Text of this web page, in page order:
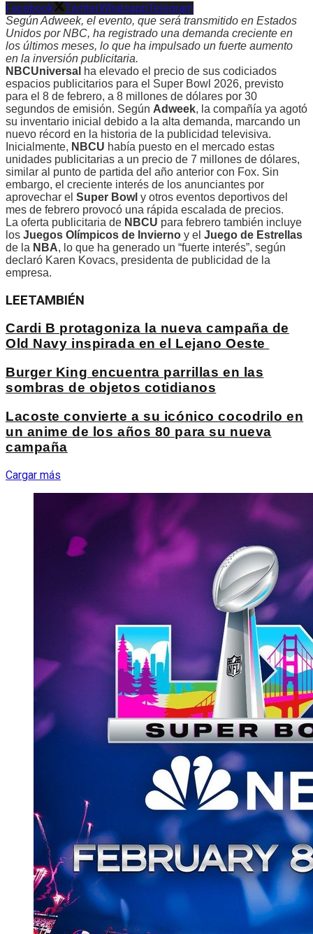
Facebook TwitterWhatsappTelegram
Según Adweek, el evento, que será transmitido en Estados
Unidos por NBC, ha registrado una demanda creciente en
los últimos meses, lo que ha impulsado un fuerte aumento
en la inversión publicitaria.
NBCUniversal ha elevado el precio de sus codiciados
espacios publicitarios para el Super Bowl 2026, previsto
para el 8 de febrero, a 8 millones de dólares por 30
segundos de emisión. Según Adweek, la compañía ya agotó
su inventario inicial debido a la alta demanda, marcando un
nuevo récord en la historia de la publicidad televisiva.
Inicialmente, NBCU había puesto en el mercado estas
unidades publicitarias a un precio de 7 millones de dólares,
similar al punto de partida del año anterior con Fox. Sin
embargo, el creciente interés de los anunciantes por
aprovechar el Super Bowl y otros eventos deportivos del
mes de febrero provocó una rápida escalada de precios.
La oferta publicitaria de NBCU para febrero también incluye
los Juegos Olímpicos de Invierno y el Juego de Estrellas
de la NBA, lo que ha generado un “fuerte interés”, según
declaró Karen Kovacs, presidenta de publicidad de la
empresa.
LEETAMBIÉN
Cardi B protagoniza la nueva campaña de
Old Navy inspirada en el Lejano Oeste
Burger King encuentra parrillas en las
sombras de objetos cotidianos
Lacoste convierte a su icónico cocodrilo en
un anime de los años 80 para su nueva
campaña
Cargar más